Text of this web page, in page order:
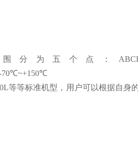
为五个点：
70℃~+150℃
等等标准机型，用户可以根据自身